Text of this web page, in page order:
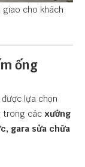
giao cho khách
ống
lựa chọn
trong các xưởng
gara sửa chữa